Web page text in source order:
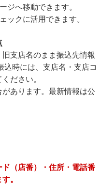
ジへ移動できます。
ックに活用できます。
支店名のまま振込先情報
込時には、支店名・支店コ
ださい。
あります。最新情報は公
（店番）・住所・電話番
。